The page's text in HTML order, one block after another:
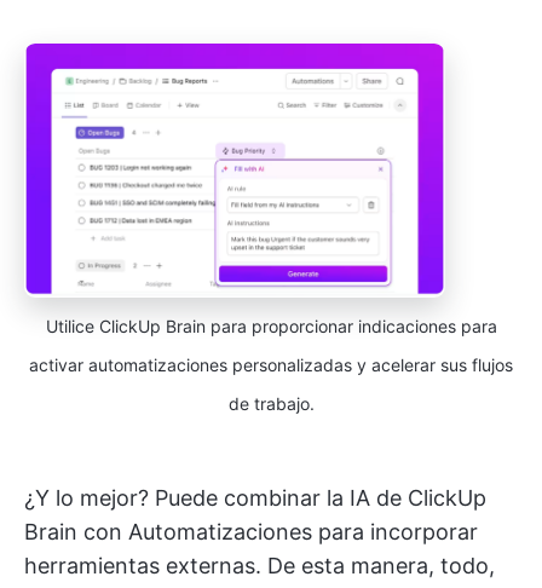
Utilice ClickUp Brain para proporcionar indicaciones para
activar automatizaciones personalizadas y acelerar sus flujos
de trabajo.
¿Y lo mejor? Puede combinar la IA de ClickUp
Brain con Automatizaciones para incorporar
herramientas externas. De esta manera, todo,